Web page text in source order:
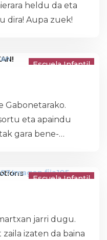
heldu da eta
dira! Aupa zuek!
Escuela Infantil
Gabonetarako.
eta apaindu
gara bene-
osatuta daude
Escuela Infantil
jarri dugu.
izaten da baina